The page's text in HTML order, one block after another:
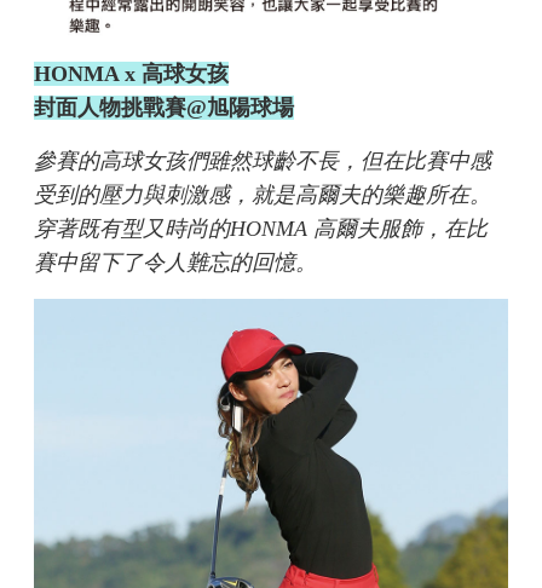
HONMA x 高球女孩
封面人物挑戰賽@旭陽球場
參賽的高球女孩們雖然球齡不長，但在比賽中感
受到的壓力與刺激感，就是高爾夫的樂趣所在。
穿著既有型又時尚的HONMA 高爾夫服飾，在比
賽中留下了令人難忘的回憶。